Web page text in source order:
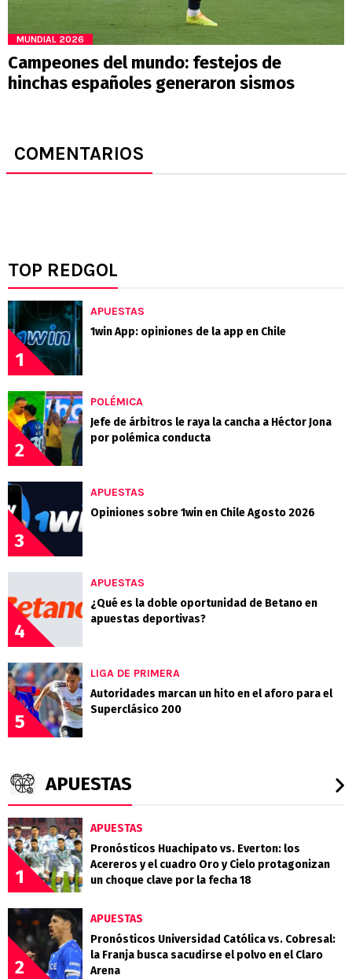
MUNDIAL 2026
Campeones del mundo: festejos de
hinchas españoles generaron sismos
COMENTARIOS
TOP REDGOL
1
APUESTAS
1win App: opiniones de la app en Chile
2
POLÉMICA
Jefe de árbitros le raya la cancha a Héctor Jona
por polémica conducta
3
APUESTAS
Opiniones sobre 1win en Chile Agosto 2026
4
APUESTAS
¿Qué es la doble oportunidad de Betano en
apuestas deportivas?
5
LIGA DE PRIMERA
Autoridades marcan un hito en el aforo para el
Superclásico 200
APUESTAS
1
APUESTAS
Pronósticos Huachipato vs. Everton: los
Acereros y el cuadro Oro y Cielo protagonizan
un choque clave por la fecha 18
2
APUESTAS
Pronósticos Universidad Católica vs. Cobresal:
la Franja busca sacudirse el polvo en el Claro
Arena